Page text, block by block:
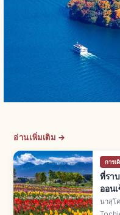
อ่านเพิ่มเติม →
การเ
ที่รา
ออน
นาสุโ
เหนือ